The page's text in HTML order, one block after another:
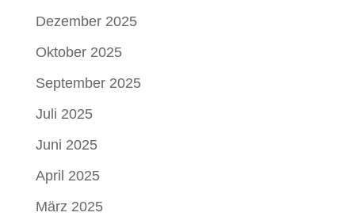
Dezember 2025
Oktober 2025
September 2025
Juli 2025
Juni 2025
April 2025
März 2025